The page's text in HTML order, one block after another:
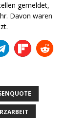
gemeldet,
Davon waren